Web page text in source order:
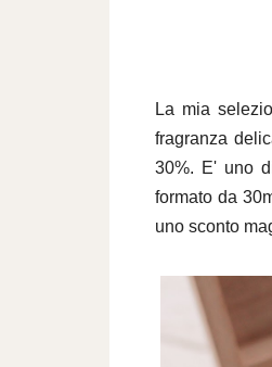
La mia
fragranza
30%. E' uno
formato da
uno sconto